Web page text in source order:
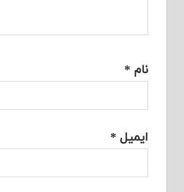
نام *
ایمیل *